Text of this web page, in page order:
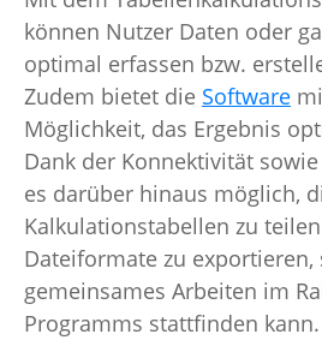
können Nutzer Daten oder
optimal erfassen bzw.
Zudem bietet die Software
Möglichkeit, das Ergebnis
Dank der Konnektivität
es darüber hinaus möglich,
Kalkulationstabellen zu
Dateiformate zu exportieren,
gemeinsames Arbeiten im
Programms stattfinden kann.